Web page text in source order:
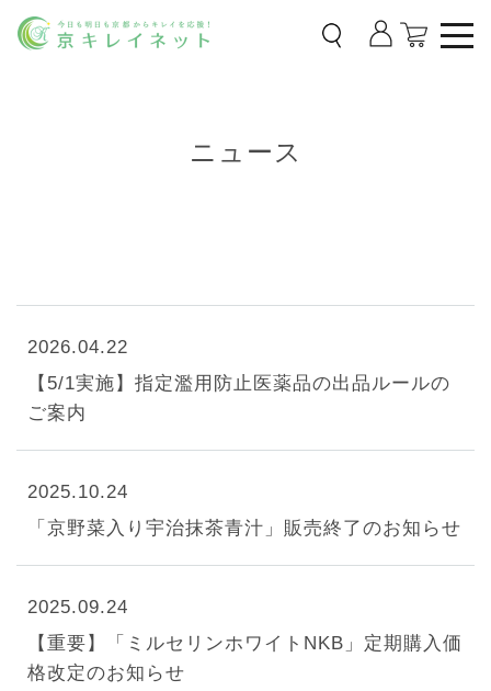
ニュース
2026.04.22
【5/1実施】指定濫用防止医薬品の出品ルールの
ご案内
2025.10.24
「京野菜入り宇治抹茶青汁」販売終了のお知らせ
2025.09.24
【重要】「ミルセリンホワイトNKB」定期購入価
格改定のお知らせ